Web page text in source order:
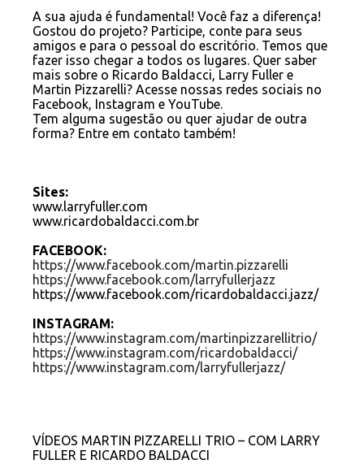
A sua ajuda é fundamental! Você faz a diferença!
Gostou do projeto? Participe, conte para seus
amigos e para o pessoal do escritório. Temos que
fazer isso chegar a todos os lugares. Quer saber
mais sobre o Ricardo Baldacci, Larry Fuller e
Martin Pizzarelli? Acesse nossas redes sociais no
Facebook, Instagram e YouTube.
Tem alguma sugestão ou quer ajudar de outra
forma? Entre em contato também!
Sites:
www.larryfuller.com
www.ricardobaldacci.com.br
FACEBOOK:
https://www.facebook.com/martin.pizzarelli
https://www.facebook.com/larryfullerjazz
https://www.facebook.com/ricardobaldacci.jazz/
INSTAGRAM:
https://www.instagram.com/martinpizzarellitrio/
https://www.instagram.com/ricardobaldacci/
https://www.instagram.com/larryfullerjazz/
VÍDEOS MARTIN PIZZARELLI TRIO – COM LARRY
FULLER E RICARDO BALDACCI